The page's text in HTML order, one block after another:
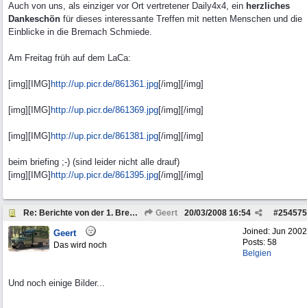
Auch von uns, als einziger vor Ort vertretener Daily4x4, ein herzliches
Dankeschön für dieses interessante Treffen mit netten Menschen und die
Einblicke in die Bremach Schmiede.
Am Freitag früh auf dem LaCa:
[img][IMG] http://up.picr.de/861361.jpg[/img][/img]
[img][IMG] http://up.picr.de/861369.jpg[/img][/img]
[img][IMG] http://up.picr.de/861381.jpg[/img][/img]
beim briefing ;-) (sind leider nicht alle drauf)
[img][IMG] http://up.picr.de/861395.jpg[/img][/img]
Re: Berichte von der 1. Bremach-Sternfahrt Geert #254575
20/03/2008 16:54
Joined: Jun 2002
Posts: 58
Belgien
Geert
Das wird noch
Und noch einige Bilder...